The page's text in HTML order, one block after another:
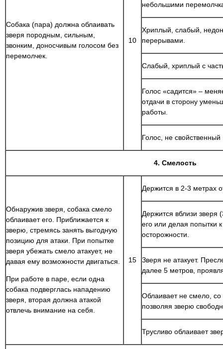
Собака (пара) должна облаивать
зверя породным, сильным,
звонким, доносчивым голосом без
перемолчек.
10
небольшими
Хриплый, слабый,
перерывами.
Слабый, хриплый с
Голос «садится» –
отдачи в сторону
работы.
Голос, не
4. Смелость
Обнаружив зверя, собака смело
облаивает его. Приближается к
зверю, стремясь занять выгодную
позицию для атаки. При попытке
зверя убежать смело атакует, не
давая ему возможности двигаться.
При работе в паре, если одна
собака подверглась нападению
зверя, вторая должна атакой
отвлечь внимание на себя.
15
Держится в 2-3 метрах
Держится вблизи зверя
его или делая попытки
осторожности.
Зверя не атакует.
далее 5 метров,
Облаивает не смело, со
позволяя зверю
Трусливо облаивает